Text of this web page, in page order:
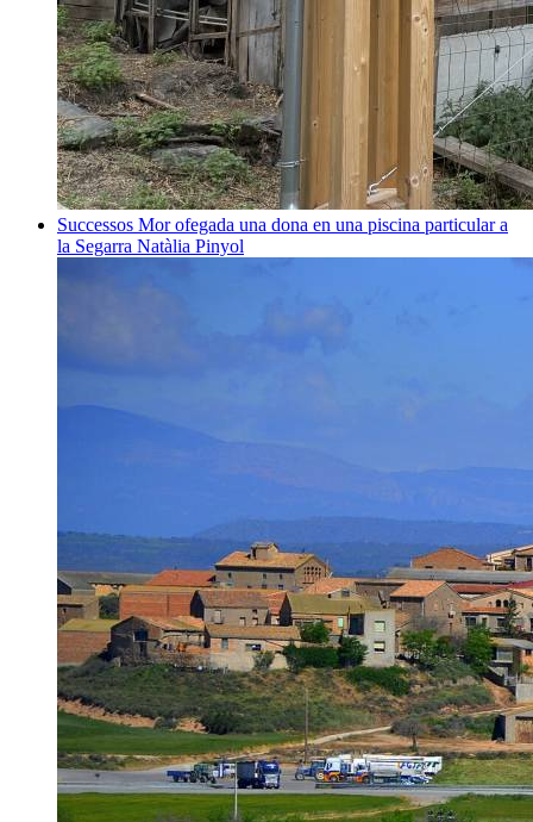
Successos Mor ofegada una dona en una piscina particular a
la Segarra Natàlia Pinyol